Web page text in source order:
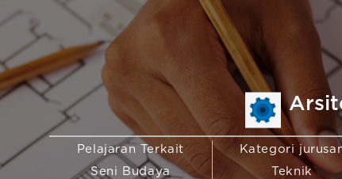
Pelajaran Terkait
Seni Budaya
Kategori
Teknik